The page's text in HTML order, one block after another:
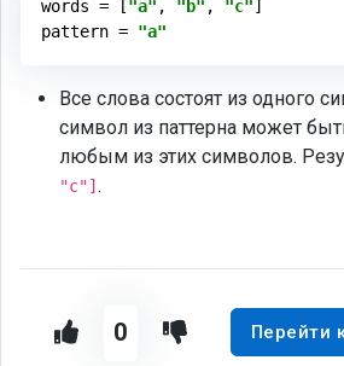
words = ["a" , "b" , "c"]
pattern = "a"
Все слова состоят из одного
символ из паттерна может
любым из этих символов.
"c"] .
0 Перейти